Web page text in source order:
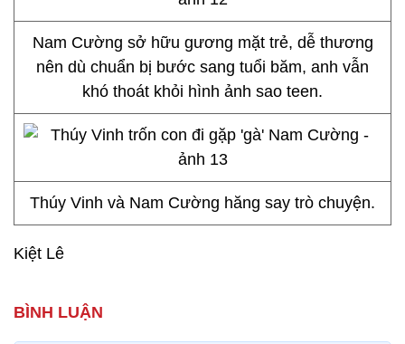
Nam Cường sở hữu gương mặt trẻ, dễ thương
nên dù chuẩn bị bước sang tuổi băm, anh vẫn
khó thoát khỏi hình ảnh sao teen.
Thúy Vinh và Nam Cường hăng say trò chuyện.
Kiệt Lê